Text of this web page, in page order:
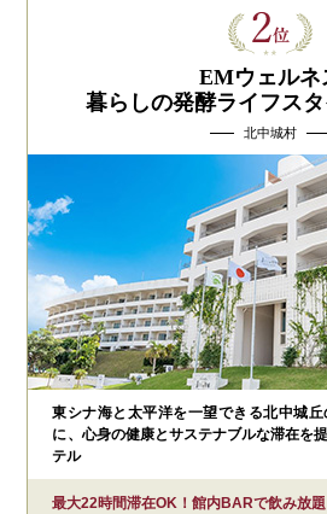
EMウェルネ
暮らしの発酵ライフス
北中城村
東シナ海と太平洋を一望できる北中城
に、心身の健康とサステナブルな滞在を
テル
最大22時間滞在OK！館内BARで飲み放